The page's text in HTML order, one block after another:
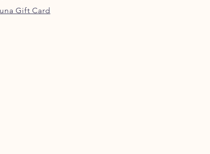
Gift Card